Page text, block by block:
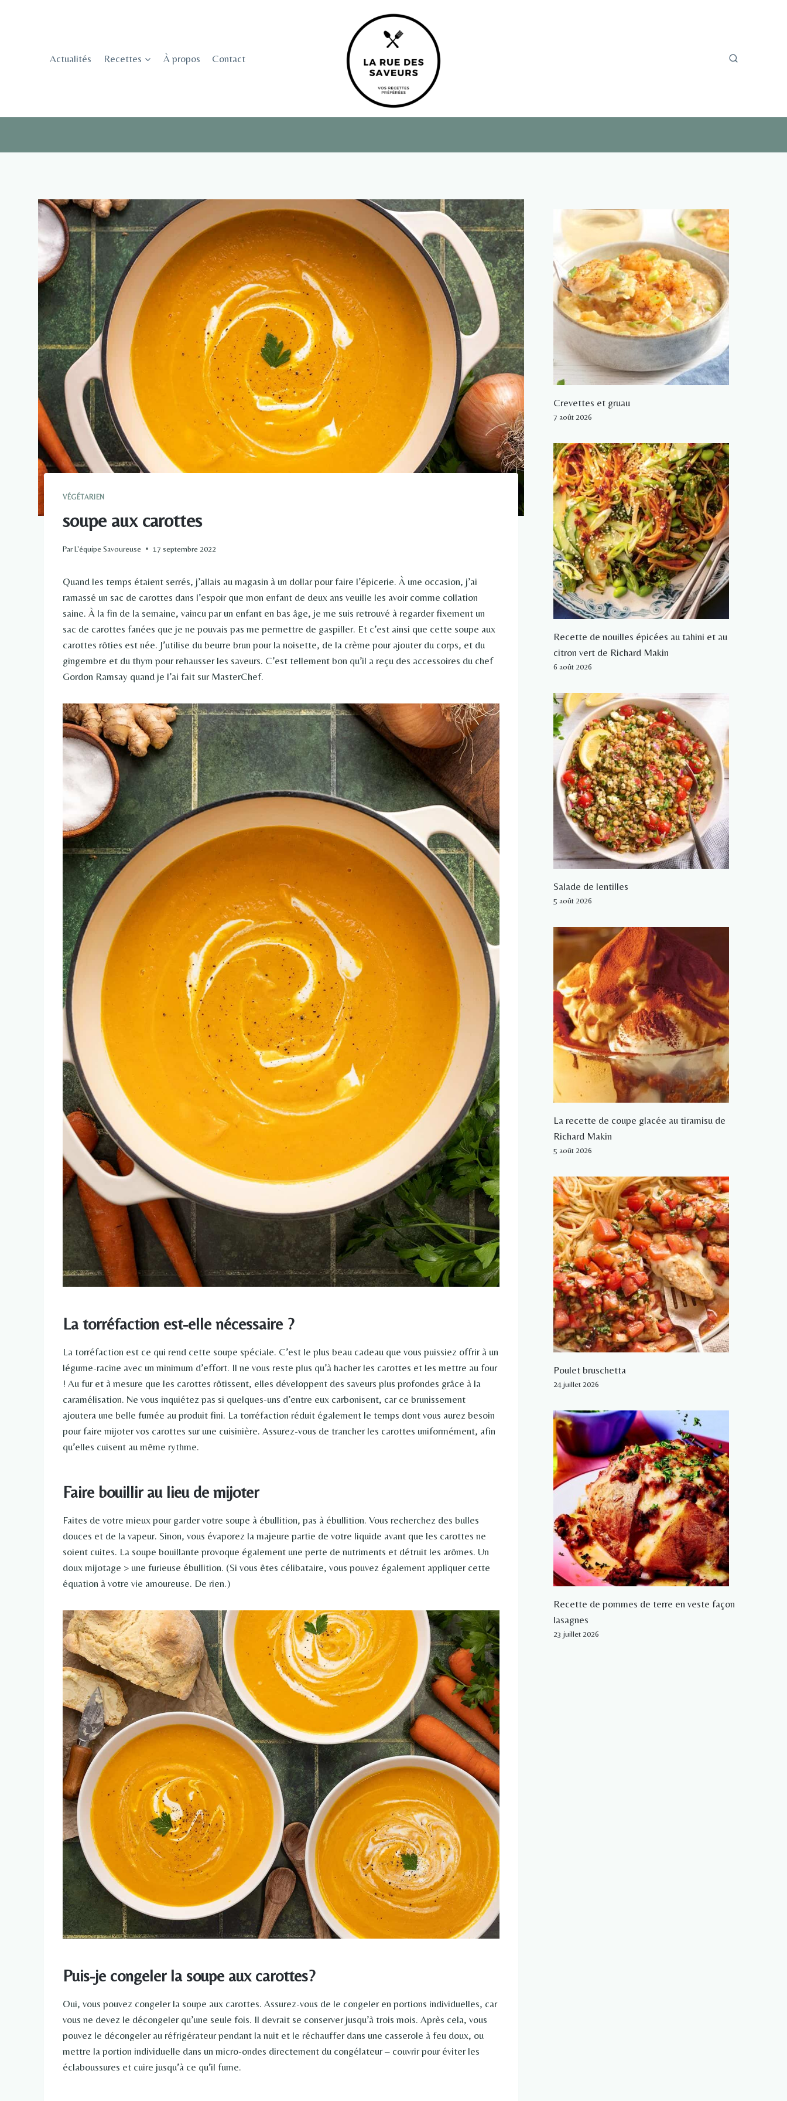
Actualités
Recettes À propos Contact
VÉGÉTARIEN
soupe aux carottes
ParL'équipe Savoureuse 17 septembre 2022
Quand les temps étaient serrés, j’allais au magasin à un dollar pour faire l’épicerie. À une occasion, j’ai
ramassé un sac de carottes dans l’espoir que mon enfant de deux ans veuille les avoir comme collation
saine. À la fin de la semaine, vaincu par un enfant en bas âge, je me suis retrouvé à regarder fixement un
sac de carottes fanées que je ne pouvais pas me permettre de gaspiller. Et c’est ainsi que cette soupe aux
carottes rôties est née. J’utilise du beurre brun pour la noisette, de la crème pour ajouter du corps, et du
gingembre et du thym pour rehausser les saveurs. C’est tellement bon qu’il a reçu des accessoires du chef
Gordon Ramsay quand je l’ai fait sur MasterChef.
La torréfaction est-elle nécessaire ?
La torréfaction est ce qui rend cette soupe spéciale. C’est le plus beau cadeau que vous puissiez offrir à un
légume-racine avec un minimum d’effort. Il ne vous reste plus qu’à hacher les carottes et les mettre au four
! Au fur et à mesure que les carottes rôtissent, elles développent des saveurs plus profondes grâce à la
caramélisation. Ne vous inquiétez pas si quelques-uns d’entre eux carbonisent, car ce brunissement
ajoutera une belle fumée au produit fini. La torréfaction réduit également le temps dont vous aurez besoin
pour faire mijoter vos carottes sur une cuisinière. Assurez-vous de trancher les carottes uniformément, afin
qu’elles cuisent au même rythme.
Faire bouillir au lieu de mijoter
Faites de votre mieux pour garder votre soupe à ébullition, pas à ébullition. Vous recherchez des bulles
douces et de la vapeur. Sinon, vous évaporez la majeure partie de votre liquide avant que les carottes ne
soient cuites. La soupe bouillante provoque également une perte de nutriments et détruit les arômes. Un
doux mijotage > une furieuse ébullition. (Si vous êtes célibataire, vous pouvez également appliquer cette
équation à votre vie amoureuse. De rien.)
Puis-je congeler la soupe aux carottes?
Oui, vous pouvez congeler la soupe aux carottes. Assurez-vous de le congeler en portions individuelles, car
vous ne devez le décongeler qu’une seule fois. Il devrait se conserver jusqu’à trois mois. Après cela, vous
pouvez le décongeler au réfrigérateur pendant la nuit et le réchauffer dans une casserole à feu doux, ou
mettre la portion individuelle dans un micro-ondes directement du congélateur – couvrir pour éviter les
éclaboussures et cuire jusqu’à ce qu’il fume.
Crevettes et gruau
7 août 2026
Recette de nouilles épicées au tahini et au
citron vert de Richard Makin
6 août 2026
Salade de lentilles
5 août 2026
La recette de coupe glacée au tiramisu de
Richard Makin
5 août 2026
Poulet bruschetta
24 juillet 2026
Recette de pommes de terre en veste façon
lasagnes
23 juillet 2026